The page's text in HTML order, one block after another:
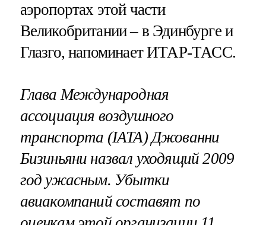
аэропортах этой части
Великобритании – в Эдинбурге и
Глазго, напоминает ИТАР-ТАСС.
Глава Международная
ассоциация воздушного
транспорта (IATA) Джованни
Бизиньяни назвал уходящий 2009
год ужасным. Убытки
авиакомпаний составят по